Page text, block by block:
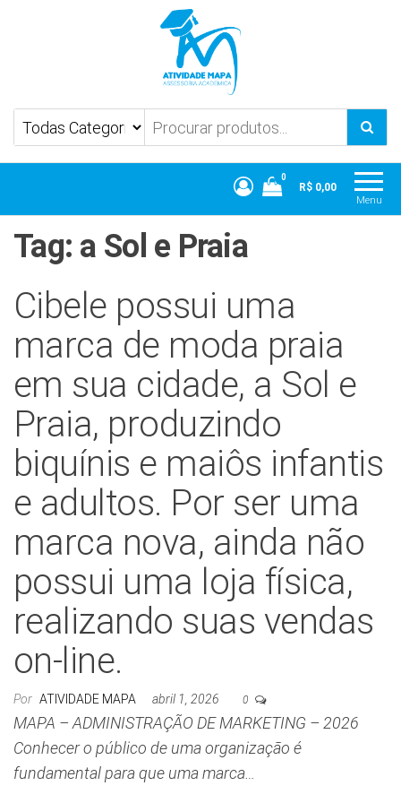
Atividade Mapa Mapa UniCesumar
Menu
0
R$ 0,00
Tag: a Sol e Praia
Cibele possui uma
marca de moda praia
em sua cidade, a Sol e
Praia, produzindo
biquínis e maiôs infantis
e adultos. Por ser uma
marca nova, ainda não
possui uma loja física,
realizando suas vendas
on-line.
Por ATIVIDADE MAPA abril 1, 2026 0
MAPA – ADMINISTRAÇÃO DE MARKETING – 2026
Conhecer o público de uma organização é
fundamental para que uma marca…